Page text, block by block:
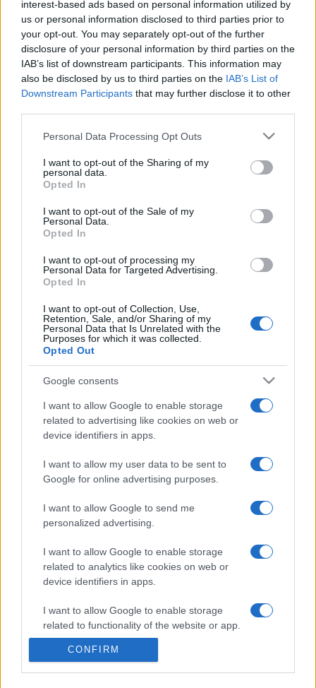
interest-based ads based on personal information utilized by
us or personal information disclosed to third parties prior to
your opt-out. You may separately opt-out of the further
disclosure of your personal information by third parties on the
IAB’s list of downstream participants. This information may
also be disclosed by us to third parties on the IAB’s List of
Downstream Participants that may further disclose it to other
Please note that this website/app uses one or more Google
not limited to your visit or usage behaviour. You may click to
grant or deny consent to Google and its third-party tags to
use your data for below specified purposes in below Google
consent section.
Personal Data Processing Opt Outs
I want to opt-out of the Sharing of my
personal data.
Opted In
I want to opt-out of the Sale of my
Personal Data.
Opted In
I want to opt-out of processing my
Personal Data for Targeted Advertising.
Opted In
I want to opt-out of Collection, Use,
Retention, Sale, and/or Sharing of my
Personal Data that Is Unrelated with the
Purposes for which it was collected.
Opted Out
Google consents
I want to allow Google to enable storage
related to advertising like cookies on web or
device identifiers in apps.
I want to allow my user data to be sent to
Google for online advertising purposes.
I want to allow Google to send me
personalized advertising.
I want to allow Google to enable storage
related to analytics like cookies on web or
device identifiers in apps.
I want to allow Google to enable storage
related to functionality of the website or app.
I want to allow Google to enable storage
CONFIRM
Meilleurs scores
Aujourd'hui
Visez haut ! CONNEX
smarty🤓 1,600
Spider Solitaire
Jouez gratuitement au Spider Solitaire en ligne, un jeu
de cartes classique qui met à l'épreuve votre stratégie
et vos talents de joueur.
version revisitée des jeux de solitaire traditionnels.
L'objectif est de disposer les cartes en huit colonnes, en
ordre décroissant de couleur. Votre objectif est de créer
des séquences du Roi à l'As, pour finalement former des
Spider Solitaire est un jeu qui requiert à la fois adresse
et patience, où chaque action peut influencer votre
réussite.
Outre son côté divertissant, le Spider Solitaire offre des
bienfaits cognitifs. C'est un jeu idéal pour se détendre,
stimulant mentalement et améliorant la résolution de
problèmes, la concentration et la mémoire. Que vous